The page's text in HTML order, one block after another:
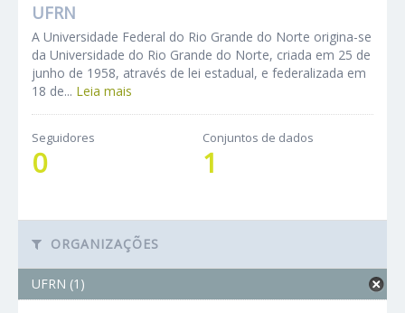
UFRN
A Universidade Federal do Rio Grande do Norte origina-se
da Universidade do Rio Grande do Norte, criada em 25 de
junho de 1958, através de lei estadual, e federalizada em
18 de... Leia mais
Seguidores
0
Conjuntos de dados
1
ORGANIZAÇÕES
UFRN (1)